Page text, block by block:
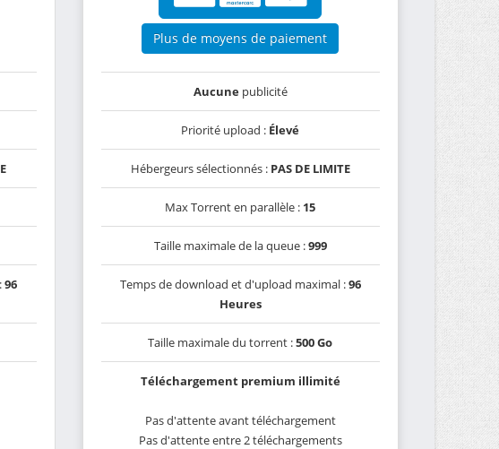
96
Plus de moyens de paiement
Aucunepublicité
Priorité upload : Élevé
Hébergeurs sélectionnés : PAS DE LIMITE
Max Torrent en parallèle : 15
Taille maximale de la queue :999
Temps de download et d'upload maximal :96
Heures
Taille maximale du torrent :500 Go
Téléchargement premium illimité
Pas d'attente avant téléchargement
Pas d'attente entre 2 téléchargements